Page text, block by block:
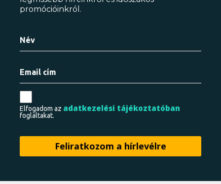
promócióinkról.
Elfogadom az adatkezelési tájékoztatóban
foglaltakat.